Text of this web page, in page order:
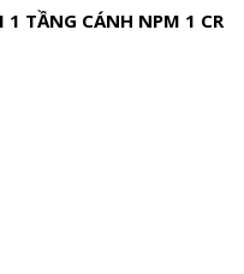
1 TẦNG CÁNH NPM 1 CR